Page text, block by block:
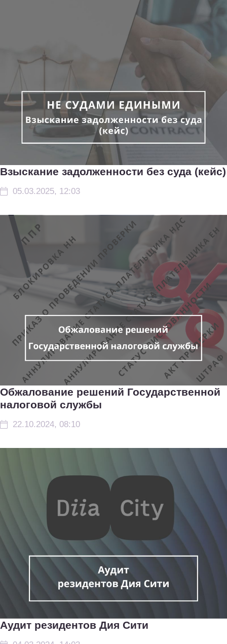
Взыскание задолженности без суда (кейс)
05.03.2025, 12:03
Обжалование решений Государственной
налоговой службы
22.10.2024, 08:10
Аудит резидентов Дия Сити